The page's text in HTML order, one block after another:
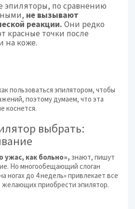
эпиляторы, по сравнению
не вызывают
реакции. Они редко
красные точки после
на коже.
пользоваться эпилятором, чтобы
поэтому думаем, что эта
коснется.
выбрать:
ужас, как больно», знают, пишут
Но многообещающий слоган
ногах до 4 недель» привлекает все
желающих приобрести эпилятор.